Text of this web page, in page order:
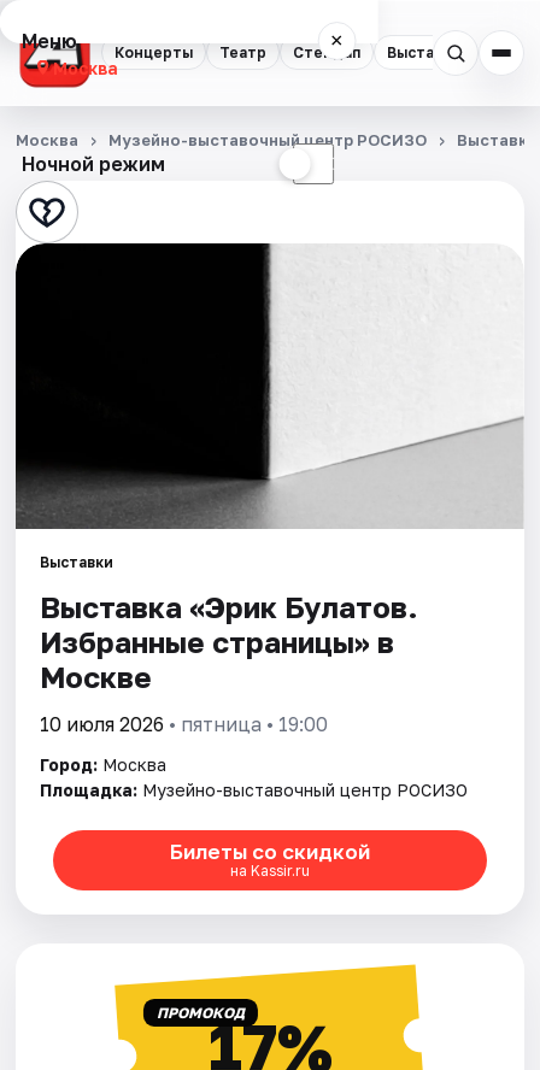
Концерты Театр Стендап Выставки
Меню ×
Москва
Концерты
Театр
Стендап
События
Города
Площадки
Артисты
Рейтинги
Ночной режим ☾
Москва Музейно-выставочный центр РОСИЗО Выставки
Выставки
Выставка «Эрик Булатов.
Избранные страницы» в
Москве
10 июля 2026 • пятница • 19:00
Город: Москва
Площадка: Музейно-выставочный центр РОСИЗО
Билеты со скидкой
на Kassir.ru
ПРОМОКОД17%